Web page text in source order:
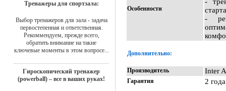
Тренажеры для спортзала:
Выбор тренажеров для зала - задача
первостепенная и ответственная.
Рекоммендуем, прежде всего,
обратить внимание на такие
ключевые моменты в этом вопросе...
Гироскопический тренажер
(powerball) – все в ваших руках!
Особенности
старта
-
Дополнительно:
Производитель Inter
Гарантия 2 года